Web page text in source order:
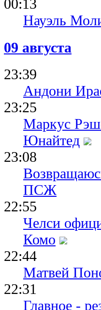
00:13
Науэль
09 августа
23:39
Андони
23:25
Маркус
Юнайтед
23:08
ПСЖ
22:55
Челси
Комо
22:44
Матвей
22:31
Главное -